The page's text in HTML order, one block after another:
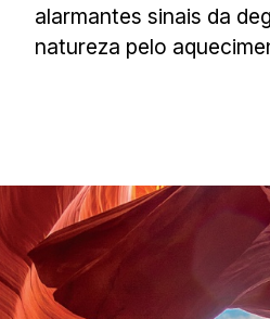
alarmantes sinais da
natureza pelo